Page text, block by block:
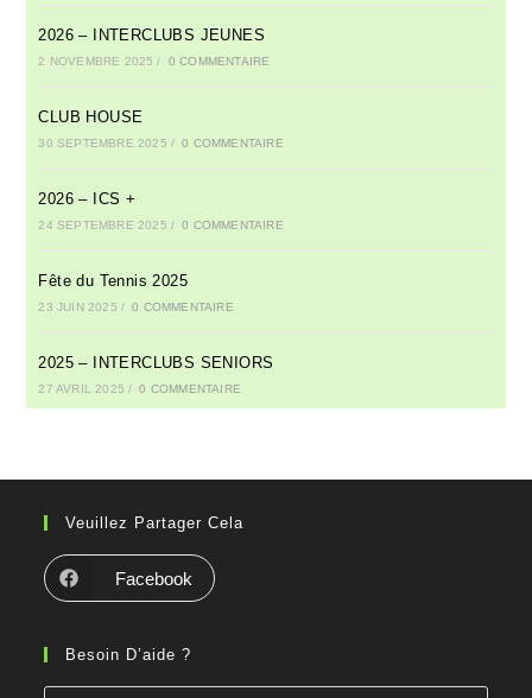
2026 – INTERCLUBS JEUNES
2 NOVEMBRE 2025 / 0 COMMENTAIRE
CLUB HOUSE
30 SEPTEMBRE 2025 / 0 COMMENTAIRE
2026 – ICS +
24 SEPTEMBRE 2025 / 0 COMMENTAIRE
Fête du Tennis 2025
23 JUIN 2025 / 0 COMMENTAIRE
2025 – INTERCLUBS SENIORS
27 AVRIL 2025 / 0 COMMENTAIRE
Veuillez Partager Cela
Facebook
Besoin D’aide ?